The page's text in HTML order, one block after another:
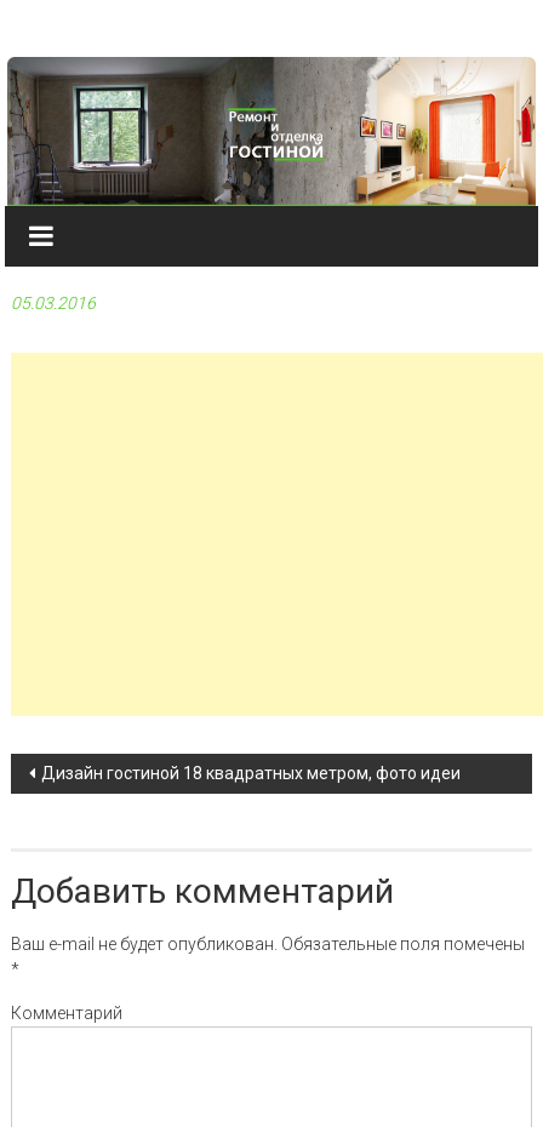
05.03.2016
Навигация по записи
Дизайн гостиной 18 квадратных метром, фото идеи
Добавить комментарий
Ваш e-mail не будет опубликован. Обязательные поля помечены
*
Комментарий